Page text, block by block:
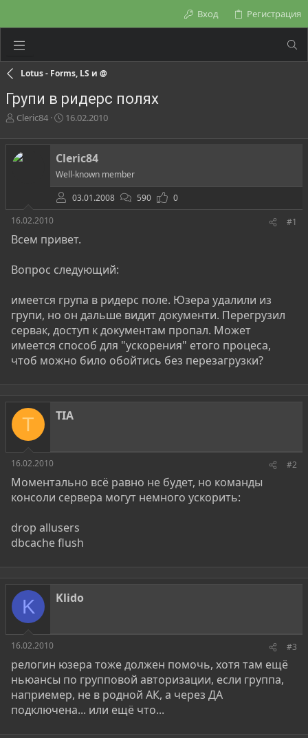
Вход Регистрация
Lotus - Forms, LS и @
Групи в ридерс полях
А
т
о
ы
Cleric84
Д
т
а
н
а
ч
а
16.02.2010
Cleric84
Well-known member
03.01.2008
590
0
16.02.2010
#1
Всем привет.
Вопрос следующий:
имеется група в ридерс поле. Юзера удалили из
групи, но он дальше видит документи. Перегрузил
сервак, доступ к документам пропал. Может
имеется способ для "ускорения" етого процеса,
чтоб можно било обойтись без перезагрузки?
T TIA
16.02.2010 #2
Моментально всё равно не будет, но команды
консоли сервера могут немного ускорить:
drop allusers
dbcache flush
K Klido
16.02.2010 #3
релогин юзера тоже должен помочь, хотя там ещё
ньюансы по групповой авторизации, если группа,
наприемер, не в родной АК, а через ДА
подключена... или ещё что...